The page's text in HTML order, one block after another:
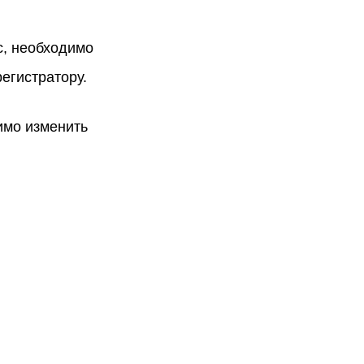
необходимо
изменить